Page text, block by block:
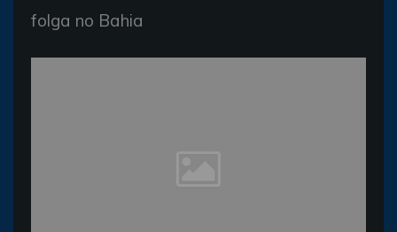
folga no Bahia